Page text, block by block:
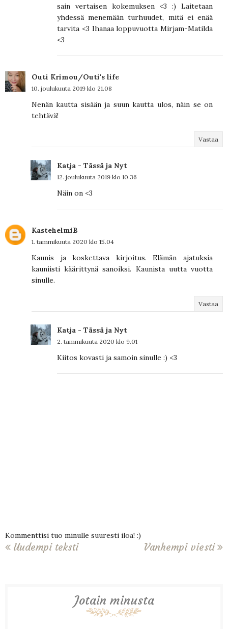
sain vertaisen kokemuksen <3 :) Laitetaan
yhdessä menemään turhuudet, mitä ei enää
tarvita <3 Ihanaa loppuvuotta Mirjam-Matilda
<3
Outi Krimou/Outi's life
10. joulukuuta 2019 klo 21.08
Nenän kautta sisään ja suun kautta ulos, näin se on
tehtävä!
Vastaa
Katja - Tässä ja Nyt
12. joulukuuta 2019 klo 10.36
Näin on <3
KastehelmiB
1. tammikuuta 2020 klo 15.04
Kaunis ja koskettava kirjoitus. Elämän ajatuksia
kauniisti käärittynä sanoiksi. Kaunista uutta vuotta
sinulle.
Vastaa
Katja - Tässä ja Nyt
2. tammikuuta 2020 klo 9.01
Kiitos kovasti ja samoin sinulle :) <3
Kommenttisi tuo minulle suuresti iloa! :)
Uudempi teksti Vanhempi viesti
Jotain minusta